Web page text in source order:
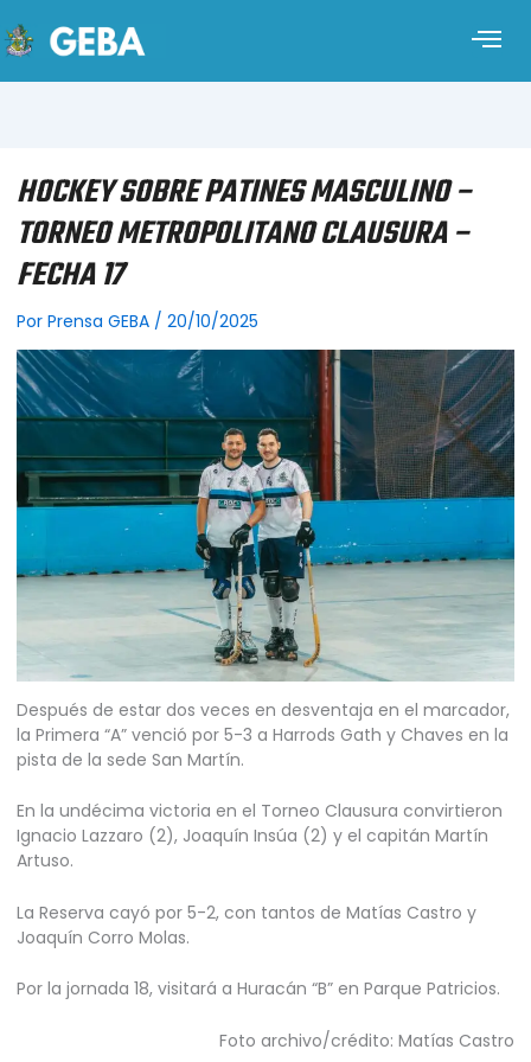
HOCKEY SOBRE PATINES MASCULINO –
TORNEO METROPOLITANO CLAUSURA –
FECHA 17
Por Prensa GEBA / 20/10/2025
Después de estar dos veces en desventaja en el marcador,
la Primera “A” venció por 5-3 a Harrods Gath y Chaves en la
pista de la sede San Martín.
En la undécima victoria en el Torneo Clausura convirtieron
Ignacio Lazzaro (2), Joaquín Insúa (2) y el capitán Martín
Artuso.
La Reserva cayó por 5-2, con tantos de Matías Castro y
Joaquín Corro Molas.
Por la jornada 18, visitará a Huracán “B” en Parque Patricios.
Foto archivo/crédito: Matías Castro